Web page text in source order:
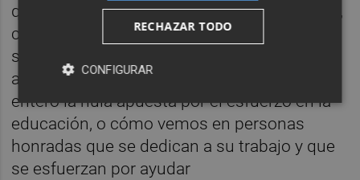
que la sociedad pueda mostrarse tal cual es,
como ya está sucediendo en alguna red
social
autores cartageneros que rechazan por
entero la nula apuesta por el esfuerzo en la
educación, o cómo vemos en personas
honradas que se dedican a su trabajo y que
se esfuerzan por ayudar
RECHAZAR TODO
CONFIGURAR